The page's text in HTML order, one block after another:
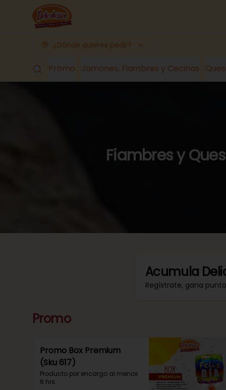
¿Dónde quieres pedir?
Promo Jamones, Fiambres y Cecinas
Fiambres y
Acumula
Regístrate, gana
Promo
Promo Box Premium
(Sku 617)
Producto por encargo al menos
6 hrs.